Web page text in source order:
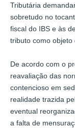
Tributária
sobretudo no
fiscal do IBS e às
tributo como objeto
De acordo com o
reavaliação das
contencioso em
realidade trazida
eventual
a falta de